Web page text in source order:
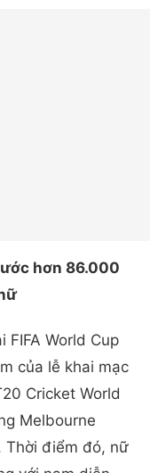
hơn 86.000
World Cup
của lễ khai mạc
Cricket World
Melbourne